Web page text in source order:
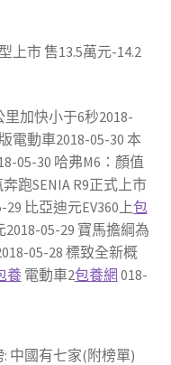
上市 售13.5萬元-14.2
加快小于6秒2018-
電動車2018-05-30 本
05-30 哈弗M6：顏值
跑SENIA R9正式上市
比亞迪元EV360上包
05-29 寶馬擔綱為
05-28 標致全新概
養電動車2包養網 018-
中國有七家(附榜單)